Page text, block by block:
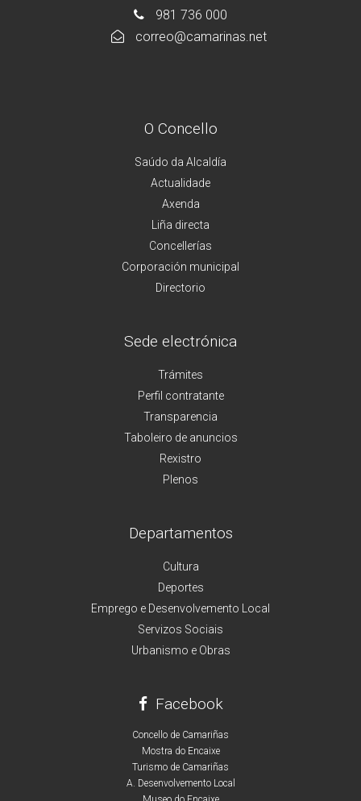
981 736 000
correo@camarinas.net
O Concello
Saúdo da Alcaldía
Actualidade
Axenda
Liña directa
Concellerías
Corporación municipal
Directorio
Sede electrónica
Trámites
Perfil contratante
Transparencia
Taboleiro de anuncios
Rexistro
Plenos
Departamentos
Cultura
Deportes
Emprego e Desenvolvemento Local
Servizos Sociais
Urbanismo e Obras
Facebook
Concello de Camariñas
Mostra do Encaixe
Turismo de Camariñas
A. Desenvolvemento Local